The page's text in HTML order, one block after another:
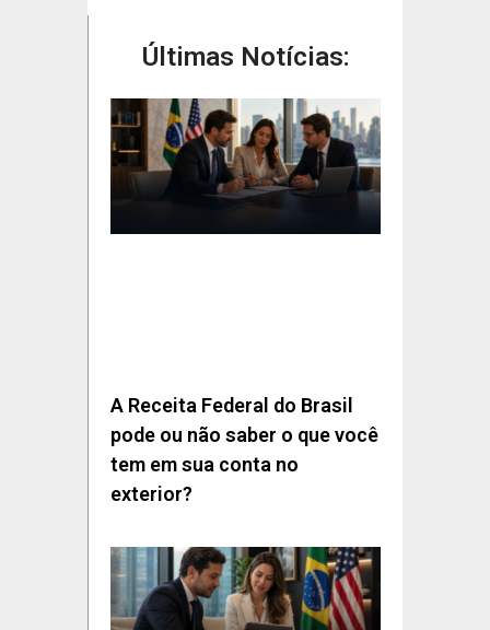
Últimas Notícias:
A Receita Federal do Brasil
pode ou não saber o que você
tem em sua conta no
exterior?